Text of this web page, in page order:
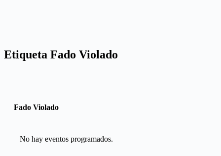
Etiqueta Fado Violado
Fado Violado
No hay eventos programados.